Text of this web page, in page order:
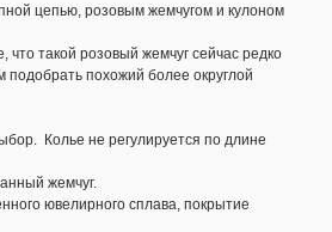
цепью, розовым жемчугом и кулоном
такой розовый жемчуг сейчас редко
подобрать похожий более округлой
Колье не регулируется по длине
жемчуг.
ювелирного сплава, покрытие